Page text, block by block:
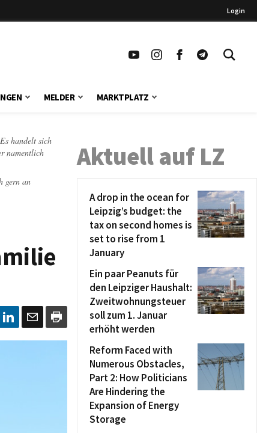
Login
MELDER MARKTPLATZ
handelt sich
namentlich
gern an
Aktuell auf LZ
A drop in the ocean for
Leipzig’s budget: the
tax on second homes is
set to rise from 1
January
Ein paar Peanuts für
den Leipziger Haushalt:
Zweitwohnungsteuer
soll zum 1. Januar
erhöht werden
Reform Faced with
Numerous Obstacles,
Part 2: How Politicians
Are Hindering the
Expansion of Energy
Storage